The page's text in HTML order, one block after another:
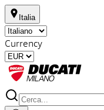
Italia
Currency